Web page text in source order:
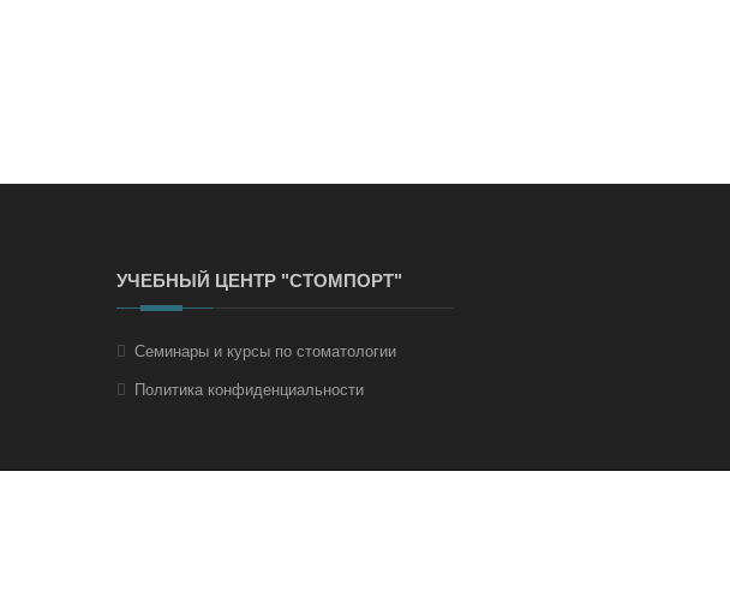
УЧЕБНЫЙ ЦЕНТР "СТОМПОРТ"
Семинары и курсы по стоматологии
Политика конфиденциальности